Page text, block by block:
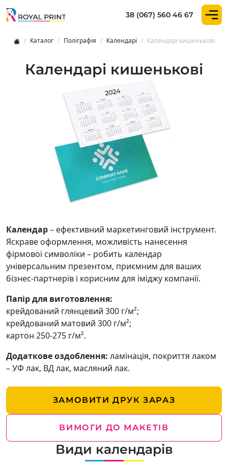
38 (067) 560 46 67
Каталог Поліграфія Календарі Календарі кишенькові
Календарі кишенькові
Календар– ефективний маркетинговий інструмент.
Яскраве оформлення, можливість нанесення
фірмової символіки – робить календар
універсальним презентом, приємним для ваших
бізнес-партнерів і корисним для іміджу компанії.
Папір для виготовлення:
крейдований глянцевий 300 г/м²;
крейдований матовий 300 г/м²;
картон 250-275 г/м².
Додаткове оздоблення: ламінація, покриття лаком
– УФ лак, ВД лак, масляний лак.
ЗАМОВИТИ ДРУК ЗАРАЗ
ВИМОГИ ДО МАКЕТІВ
Види календарів
Календарі кишенькові ᐈ Royal
Товар в наявності:InStock